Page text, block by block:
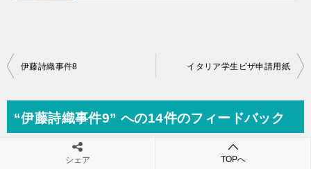
投
ビ
伊藤詩織事件8 イタリア学生ビザ申請用紙
“伊藤詩織事件9” への14件のフィードバック
シェア TOPへ